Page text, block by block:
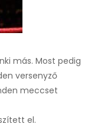
más. Most pedig
versenyző
meccset
el.